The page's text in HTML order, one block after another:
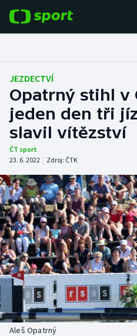
Fotbal
Hokej
Tenis
Atletika
Cyklistika
DALŠÍ SPORTY
Americký fotbal
Baseball a softbal
Basketbal
Biatlon
NEPŘEHLÉDNĚTE
Soutěže
Historické návraty
Aplikace ČT sport
JEZDECTVÍ
Opatrný stihl v
jeden den tři
slavil vítězství
ČT sport
23. 6. 2022 | Zdroj: ČTK
Aleš Opatrný